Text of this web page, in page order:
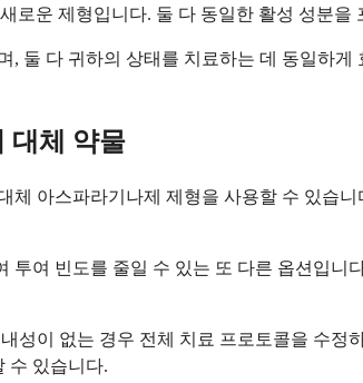
로운 제형입니다. 둘 다 동일한 활성 성분
둘 다 귀하의 상태를 치료하는 데 동일하
대체 약물
아스파라기나제 제형을 사용할 수 있습
여 빈도를 줄일 수 있는 또 다른 옵션입
성이 없는 경우 전체 치료 프로토콜을 수
수 있습니다.